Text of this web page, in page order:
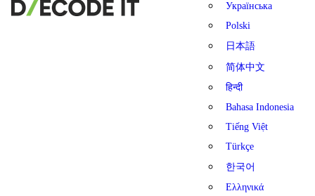
Українська
Polski
日本語
简体中文
हिन्दी
Bahasa Indonesia
Tiếng Việt
Türkçe
한국어
Ελληνικά